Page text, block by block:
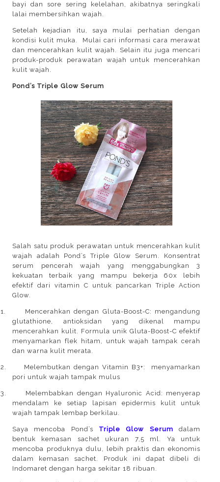
bayi dan sore sering kelelahan, akibatnya seringkali
lalai membersihkan wajah.
Setelah kejadian itu, saya mulai perhatian dengan
kondisi kulit muka.
Mulai cari informasi cara merawat
dan mencerahkan kulit wajah. Selain itu juga mencari
produk-produk perawatan wajah untuk mencerahkan
kulit wajah.
Pond’s Triple Glow Serum
Salah satu produk perawatan untuk mencerahkan kulit
wajah adalah Pond’s Triple Glow Serum. Konsentrat
serum pencerah wajah yang menggabungkan 3
kekuatan terbaik yang mampu bekerja 60x lebih
efektif dari vitamin C untuk pancarkan Triple Action
Glow.
1.
Mencerahkan dengan Gluta-Boost-C: mengandung
glutathione, antioksidan yang dikenal mampu
mencerahkan kulit. Formula unik Gluta-Boost-C efektif
menyamarkan flek hitam, untuk wajah tampak cerah
dan warna kulit merata.
2.
Melembutkan dengan Vitamin B3+: menyamarkan
pori untuk wajah tampak mulus
3.
Melembabkan dengan Hyaluronic Acid: menyerap
mendalam ke setiap lapisan epidermis kulit untuk
wajah tampak lembap berkilau.
Saya mencoba Pond’s Triple Glow Serum dalam
bentuk kemasan sachet ukuran 7,5 ml. Ya untuk
mencoba produknya dulu, lebih praktis dan ekonomis
dalam kemasan sachet. Produk ini dapat dibeli di
Indomaret dengan harga sekitar 18 ribuan.